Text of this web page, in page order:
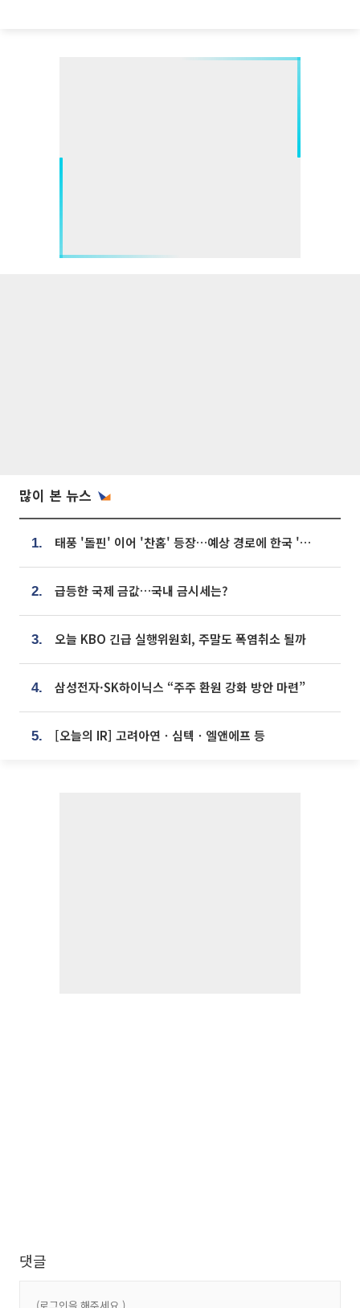
많이 본 뉴스
1. 태풍 '돌핀' 이어 '찬홈' 등장…예상 경로에 한국 '한숨'
2. 급등한 국제 금값…국내 금시세는?
3. 오늘 KBO 긴급 실행위원회, 주말도 폭염취소 될까
4. 삼성전자·SK하이닉스 “주주 환원 강화 방안 마련”
5. [오늘의 IR] 고려아연ㆍ심텍ㆍ엘앤에프 등
댓글